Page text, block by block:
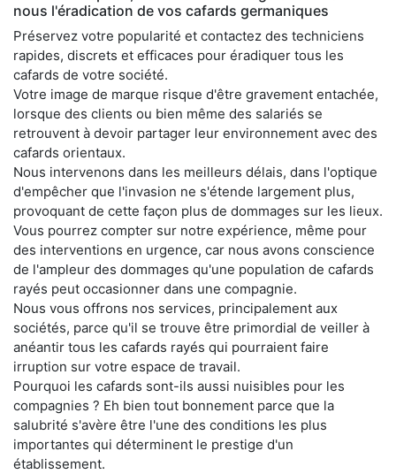
nous l'éradication de vos cafards germaniques
Préservez votre popularité et contactez des techniciens
rapides, discrets et efficaces pour éradiquer tous les
cafards de votre société.
Votre image de marque risque d'être gravement entachée,
lorsque des clients ou bien même des salariés se
retrouvent à devoir partager leur environnement avec des
cafards orientaux.
Nous intervenons dans les meilleurs délais, dans l'optique
d'empêcher que l'invasion ne s'étende largement plus,
provoquant de cette façon plus de dommages sur les lieux.
Vous pourrez compter sur notre expérience, même pour
des interventions en urgence, car nous avons conscience
de l'ampleur des dommages qu'une population de cafards
rayés peut occasionner dans une compagnie.
Nous vous offrons nos services, principalement aux
sociétés, parce qu'il se trouve être primordial de veiller à
anéantir tous les cafards rayés qui pourraient faire
irruption sur votre espace de travail.
Pourquoi les cafards sont-ils aussi nuisibles pour les
compagnies ? Eh bien tout bonnement parce que la
salubrité s'avère être l'une des conditions les plus
importantes qui déterminent le prestige d'un
établissement.